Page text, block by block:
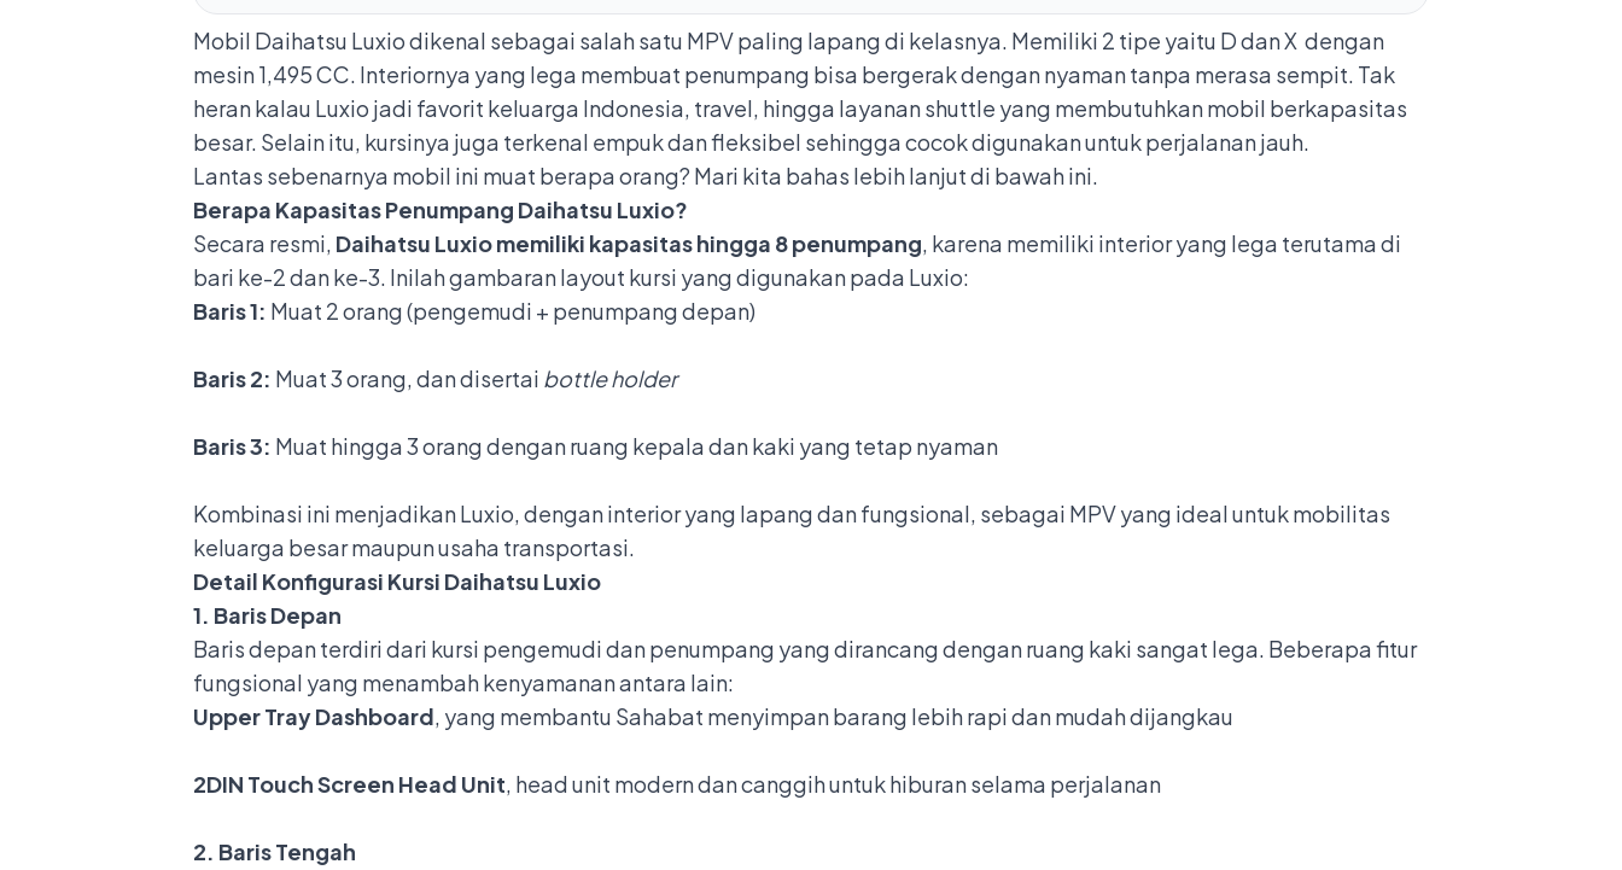
Mobil Daihatsu Luxiodikenal sebagai salah satu MPV paling lapang di kelasnya. Memiliki 2 tipe yaitu D dan X dengan
mesin 1,495 CC. Interiornya yang lega membuat penumpang bisa bergerak dengan nyaman tanpa merasa sempit. Tak
heran kalau Luxio jadi favorit keluarga Indonesia, travel, hingga layanan shuttle yang membutuhkan mobil berkapasitas
besar. Selain itu, kursinya juga terkenal empuk dan fleksibel sehingga cocok digunakan untuk perjalanan jauh.
Lantas sebenarnya mobil ini muat berapa orang? Mari kita bahas lebih lanjut di bawah ini.
Berapa Kapasitas Penumpang Daihatsu Luxio?
Secara resmi, Daihatsu Luxio memiliki kapasitas hingga 8 penumpang, karena memiliki interior yang lega terutama di
bari ke-2 dan ke-3. Inilah gambaran layout kursi yang digunakan pada Luxio:
Baris 1: Muat 2 orang (pengemudi + penumpang depan)
Baris 2: Muat 3 orang, dan disertai bottle holder
Baris 3: Muat hingga 3 orang dengan ruang kepala dan kaki yang tetap nyaman
Kombinasi ini menjadikan Luxio, denganinterioryang lapang dan fungsional, sebagai MPV yang ideal untuk mobilitas
keluarga besar maupun usaha transportasi.
Detail Konfigurasi Kursi Daihatsu Luxio
1. Baris Depan
Baris depan terdiri dari kursi pengemudi dan penumpang yang dirancang dengan ruang kaki sangat lega. Beberapa fitur
fungsional yang menambah kenyamanan antara lain:
Upper Tray Dashboard, yang membantu Sahabat menyimpan barang lebih rapi dan mudah dijangkau
2DIN Touch Screen Head Unit, head unit modern dan canggih untuk hiburan selama perjalanan
2. Baris Tengah